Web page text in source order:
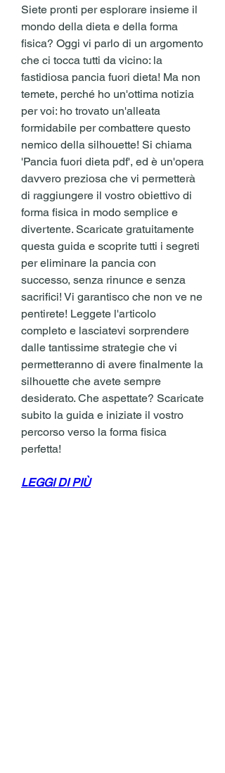
Siete pronti per esplorare insieme il
mondo della dieta e della forma
fisica? Oggi vi parlo di un argomento
che ci tocca tutti da vicino: la
fastidiosa pancia fuori dieta! Ma non
temete, perché ho un'ottima notizia
per voi: ho trovato un'alleata
formidabile per combattere questo
nemico della silhouette! Si chiama
'Pancia fuori dieta pdf', ed è un'opera
davvero preziosa che vi permetterà
di raggiungere il vostro obiettivo di
forma fisica in modo semplice e
divertente. Scaricate gratuitamente
questa guida e scoprite tutti i segreti
per eliminare la pancia con
successo, senza rinunce e senza
sacrifici! Vi garantisco che non ve ne
pentirete! Leggete l'articolo
completo e lasciatevi sorprendere
dalle tantissime strategie che vi
permetteranno di avere finalmente la
silhouette che avete sempre
desiderato. Che aspettate? Scaricate
subito la guida e iniziate il vostro
percorso verso la forma fisica
perfetta!
LEGGI DI PIÙ